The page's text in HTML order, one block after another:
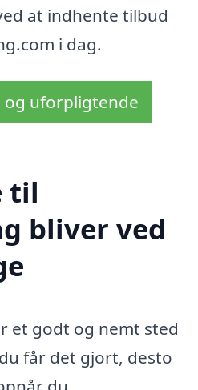
at indhente tilbud
i dag.
og uforpligtende
til
bliver ved
et godt og nemt sted
får det gjort, desto